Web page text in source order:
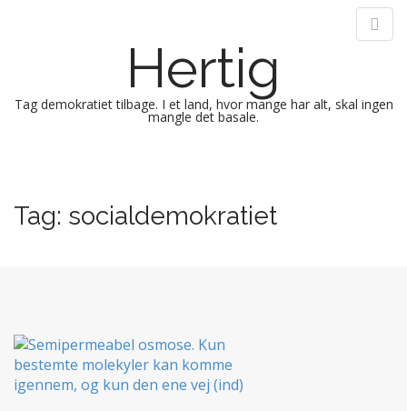
Hertig
Tag demokratiet tilbage. I et land, hvor mange har alt, skal ingen
mangle det basale.
i
n
p
t
e
n
t
Tag: socialdemokratiet